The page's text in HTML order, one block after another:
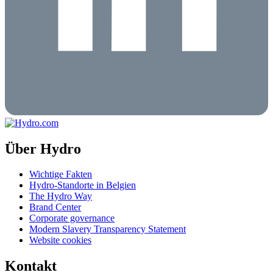
Über Hydro
Wichtige Fakten
Hydro-Standorte in Belgien
The Hydro Way
Brand Center
Corporate governance
Modern Slavery Transparency Statement
Website cookies
Kontakt